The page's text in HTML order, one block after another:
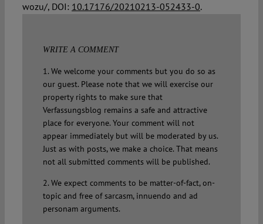
wozu/, DOI: 10.17176/20210213-052433-0.
WRITE A COMMENT
1. We welcome your comments but you do so as
our guest. Please note that we will exercise our
property rights to make sure that
Verfassungsblog remains a safe and attractive
place for everyone. Your comment will not
appear immediately but will be moderated by us.
Just as with posts, we make a choice. That means
not all submitted comments will be published.
2. We expect comments to be matter-of-fact, on-
topic and free of sarcasm, innuendo and ad
personam arguments.